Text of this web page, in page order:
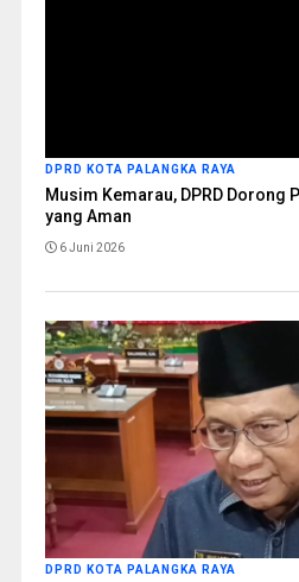
DPRD KOTA PALANGKA RAYA
Musim Kemarau, DPRD Dorong
yang Aman
6 Juni 2026
DPRD KOTA PALANGKA RAYA